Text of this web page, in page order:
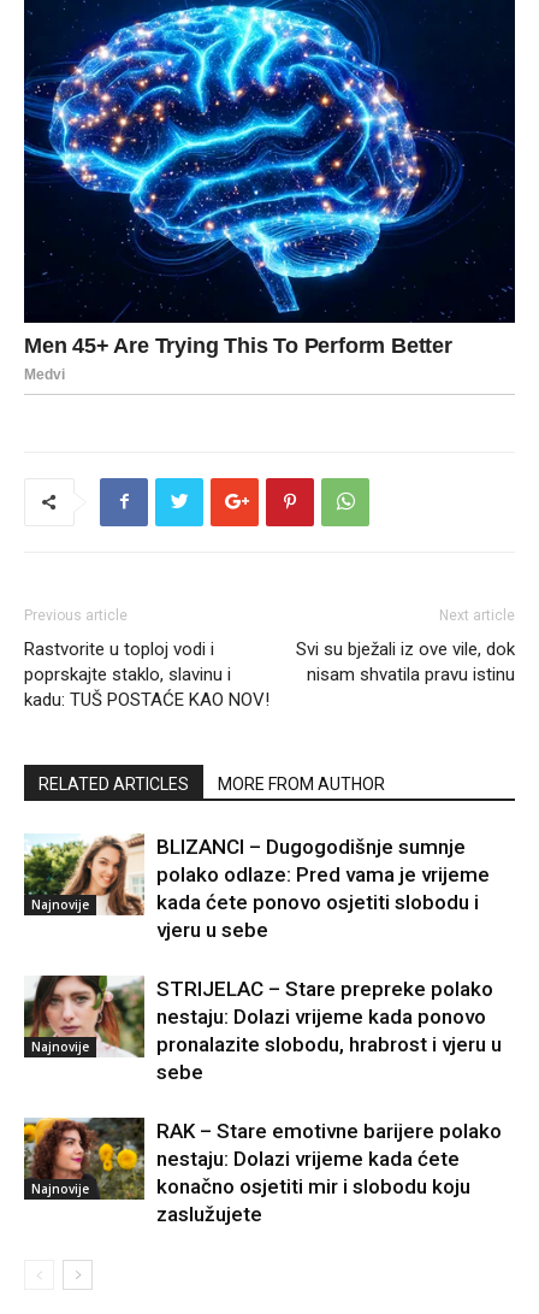
Previous article
Rastvorite u toploj vodi i
poprskajte staklo, slavinu i
kadu: TUŠ POSTAĆE KAO NOV!
Next article
Svi su bježali iz ove vile, dok
nisam shvatila pravu istinu
RELATED ARTICLES MORE FROM AUTHOR
Najnovije
BLIZANCI – Dugogodišnje sumnje
polako odlaze: Pred vama je vrijeme
kada ćete ponovo osjetiti slobodu i
vjeru u sebe
Najnovije
STRIJELAC – Stare prepreke polako
nestaju: Dolazi vrijeme kada ponovo
pronalazite slobodu, hrabrost i vjeru u
sebe
Najnovije
RAK – Stare emotivne barijere polako
nestaju: Dolazi vrijeme kada ćete
konačno osjetiti mir i slobodu koju
zaslužujete